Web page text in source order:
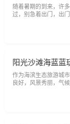
随着暑期的到来，许
过，别急着出门，出
阳光沙滩海蓝蓝
作为海滨生态旅游城
良好，风景秀丽，气